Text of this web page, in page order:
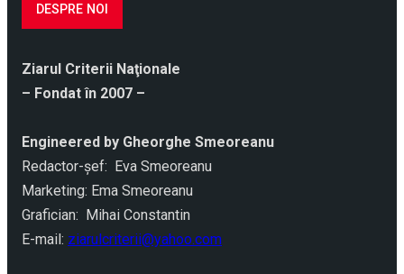
DESPRE NOI
Ziarul Criterii Naţionale
– Fondat în 2007 –
Engineered by Gheorghe Smeoreanu
Redactor-şef: Eva Smeoreanu
Marketing: Ema Smeoreanu
Grafician: Mihai Constantin
E-mail: ziarulcriterii@yahoo.com